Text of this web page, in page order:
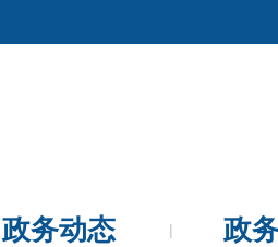
政务动态 政